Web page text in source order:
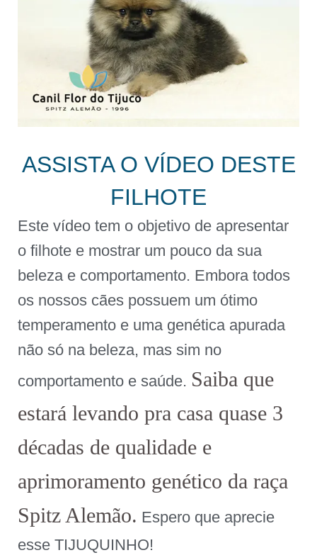
ASSISTA O VÍDEO DESTE
FILHOTE
Este vídeo tem o objetivo de apresentar
o filhote e mostrar um pouco da sua
beleza e comportamento. Embora todos
os nossos cães possuem um ótimo
temperamento e uma genética apurada
não só na beleza, mas sim no
comportamento e saúde. Saiba que
estará levando pra casa quase 3
décadas de qualidade e
aprimoramento genético da raça
Spitz Alemão. Espero que aprecie
esse TIJUQUINHO!